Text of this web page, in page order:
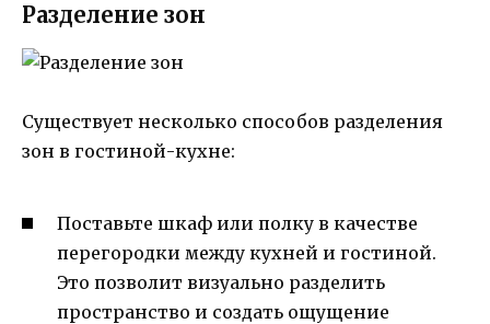
Разделение зон
Существует несколько способов разделения
зон в гостиной-кухне:
Поставьте шкаф или полку в качестве
перегородки между кухней и гостиной.
Это позволит визуально разделить
пространство и создать ощущение